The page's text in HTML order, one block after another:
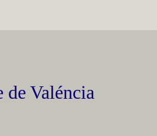
de Valéncia